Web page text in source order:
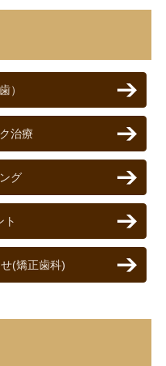
）
治療
グ
ト
(矯正歯科)